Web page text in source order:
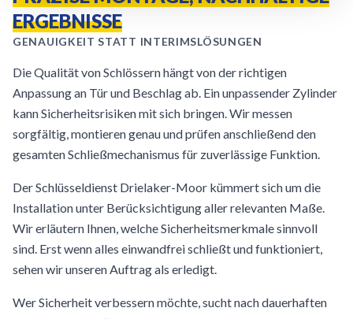
ERGEBNISSE
GENAUIGKEIT STATT INTERIMSLÖSUNGEN
Die Qualität von Schlössern hängt von der richtigen
Anpassung an Tür und Beschlag ab. Ein unpassender Zylinder
kann Sicherheitsrisiken mit sich bringen. Wir messen
sorgfältig, montieren genau und prüfen anschließend den
gesamten Schließmechanismus für zuverlässige Funktion.
Der Schlüsseldienst Drielaker-Moor kümmert sich um die
Installation unter Berücksichtigung aller relevanten Maße.
Wir erläutern Ihnen, welche Sicherheitsmerkmale sinnvoll
sind. Erst wenn alles einwandfrei schließt und funktioniert,
sehen wir unseren Auftrag als erledigt.
Wer Sicherheit verbessern möchte, sucht nach dauerhaften